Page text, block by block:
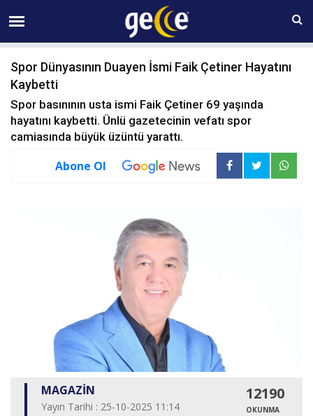
06 AĞUSTOS Perşembe 20:16
Spor Dünyasının Duayen İsmi Faik Çetiner Hayatını
Kaybetti
Spor basınının usta ismi Faik Çetiner 69 yaşında
hayatını kaybetti. Ünlü gazetecinin vefatı spor
camiasında büyük üzüntü yarattı.
Abone Ol
MAGAZİN
Yayın Tarihi : 25-10-2025 11:14
12190
OKUNMA